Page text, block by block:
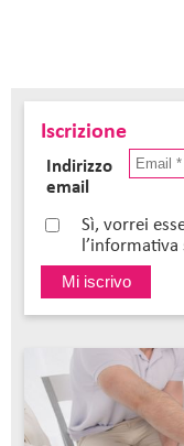
Iscrizione
Indirizzo
email
Sì, vorrei